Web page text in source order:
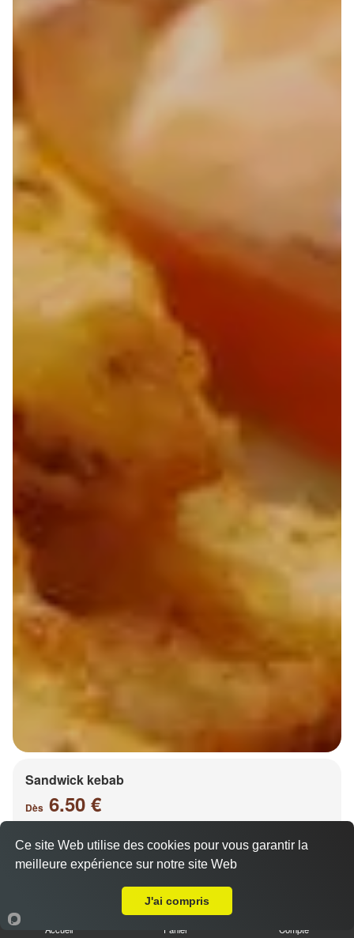
Sandwick kebab
Dès 6.50 €
Salade, tomates, oignons, chou, carottes
Accueil Panier Compte
Ce site Web utilise des cookies pour vous garantir la
meilleure expérience sur notre site Web
J'ai compris